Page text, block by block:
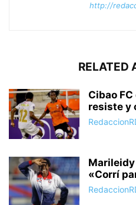
http://
RELATED
Cibao
resiste y
«Corrí